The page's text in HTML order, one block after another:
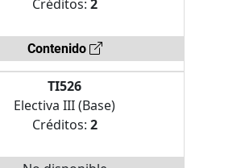
Créditos: 2
Contenido
TI526
Electiva III (Base)
Créditos: 2